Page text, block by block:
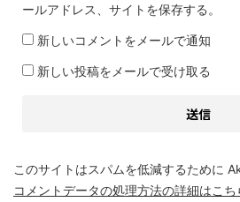
ールアドレス、サイトを保存する。
新しいコメントをメールで通知
新しい投稿をメールで受け取る
このサイトはスパムを低減するために
コメントデータの処理方法の詳細はこ